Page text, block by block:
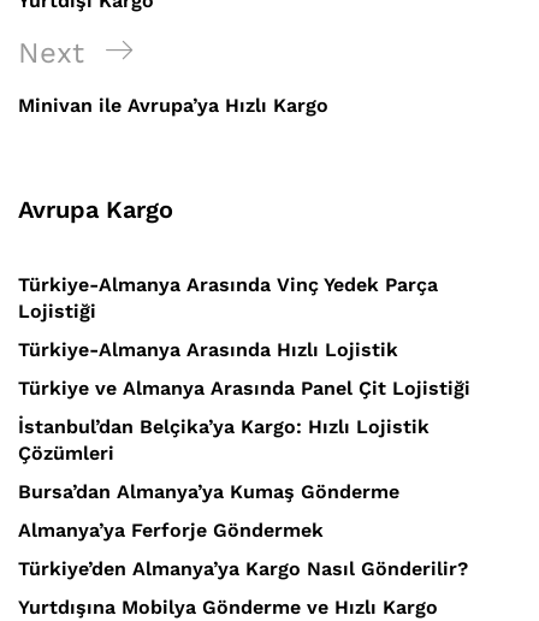
Next
Post
Next
Minivan ile Avrupa’ya Hızlı Kargo
Avrupa Kargo
Türkiye-Almanya Arasında Vinç Yedek Parça
Lojistiği
Türkiye-Almanya Arasında Hızlı Lojistik
Türkiye ve Almanya Arasında Panel Çit Lojistiği
İstanbul’dan Belçika’ya Kargo: Hızlı Lojistik
Çözümleri
Bursa’dan Almanya’ya Kumaş Gönderme
Almanya’ya Ferforje Göndermek
Türkiye’den Almanya’ya Kargo Nasıl Gönderilir?
Yurtdışına Mobilya Gönderme ve Hızlı Kargo